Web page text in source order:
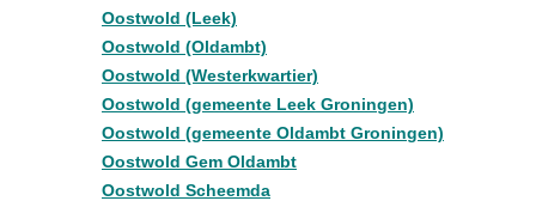
Oostwold (Leek)
Oostwold (Oldambt)
Oostwold (Westerkwartier)
Oostwold (gemeente Leek Groningen)
Oostwold (gemeente Oldambt Groningen)
Oostwold Gem Oldambt
Oostwold Scheemda